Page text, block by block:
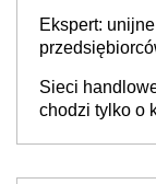
Ekspert:
Sieci
chodzi tylko o